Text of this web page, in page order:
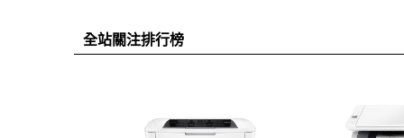
全站關注排行榜